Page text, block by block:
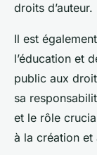
droits d’auteur.
Il est
l’éducation et
public aux
sa
et le rôle
à la création et